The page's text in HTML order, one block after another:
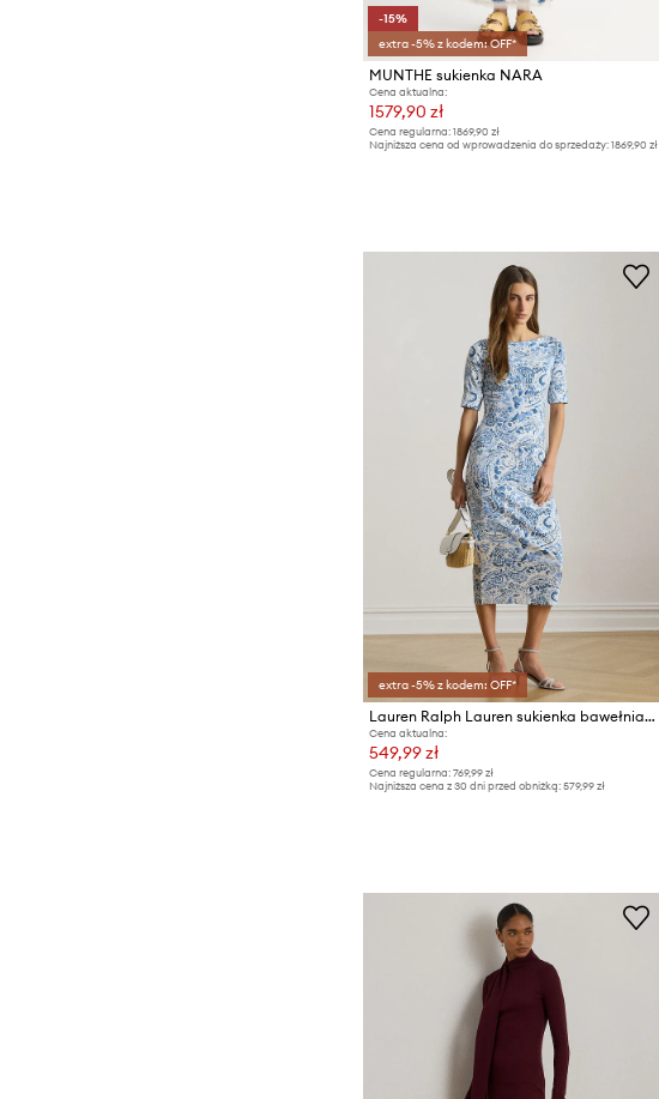
-15%
extra -5% z kodem: OFF*
MUNTHE sukienka NARA
Cena aktualna:
1579,90 zł
Cena regularna: 1869,90 zł
Najniższa cena od wprowadzenia do sprzedaży: 1869,90 zł
extra -5% z kodem: OFF*
Lauren Ralph Lauren sukienka bawełniana
Cena aktualna:
549,99 zł
Cena regularna: 769,99 zł
Najniższa cena z 30 dni przed obniżką: 579,99 zł